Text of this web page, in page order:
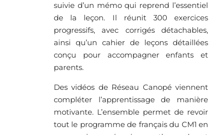
suivie d’un mémo qui reprend l’essentiel
de la leçon. Il réunit 300 exercices
progressifs, avec corrigés détachables,
ainsi qu’un cahier de leçons détaillées
conçu pour accompagner enfants et
parents.
Des vidéos de Réseau Canopé viennent
compléter l’apprentissage de manière
motivante. L’ensemble permet de revoir
tout le programme de français du CM1 en